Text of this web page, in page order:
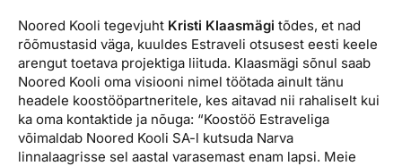
Noored Kooli tegevjuht Kristi Klaasmägi tõdes, et nad
rõõmustasid väga, kuuldes Estraveli otsusest eesti keele
arengut toetava projektiga liituda. Klaasmägi sõnul saab
Noored Kooli oma visiooni nimel töötada ainult tänu
headele koostööpartneritele, kes aitavad nii rahaliselt kui
ka oma kontaktide ja nõuga: “Koostöö Estraveliga
võimaldab Noored Kooli SA-l kutsuda Narva
linnalaagrisse sel aastal varasemast enam lapsi. Meie